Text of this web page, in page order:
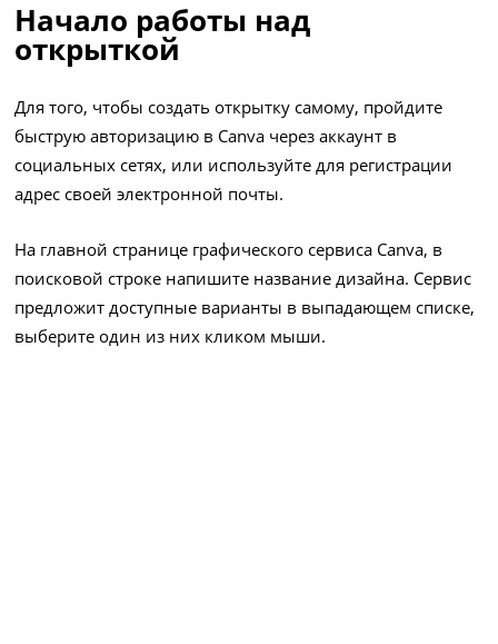
Начало работы над
открыткой
Для того, чтобы создать открытку самому, пройдите
быструю авторизацию в Canva через аккаунт в
социальных сетях, или используйте для регистрации
адрес своей электронной почты.
На главной странице графического сервиса Canva, в
поисковой строке напишите название дизайна. Сервис
предложит доступные варианты в выпадающем списке,
выберите один из них кликом мыши.